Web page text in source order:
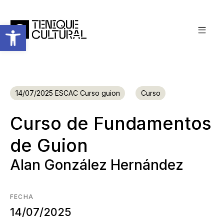
Abrir barra de herramientas
14/07/2025 ESCAC Curso guion Curso
Curso de Fundamentos
de Guion
Alan González Hernández
FECHA
14/07/2025